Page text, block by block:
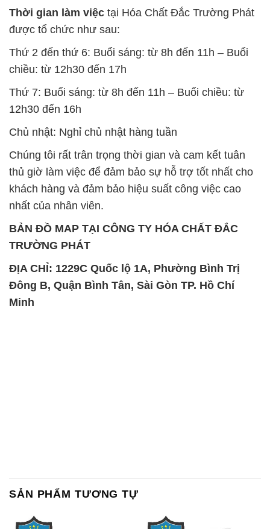
BẢN ĐỒ MAP TẠI CÔNG TY HÓA CHẤT ĐẮC
TRƯỜNG PHÁT
ĐỊA CHỈ: 1229C Quốc lộ 1A, Phường Bình Trị
Đông B, Quận Bình Tân, Sài Gòn TP. Hồ Chí
SẢN PHẨM TƯƠNG TỰ